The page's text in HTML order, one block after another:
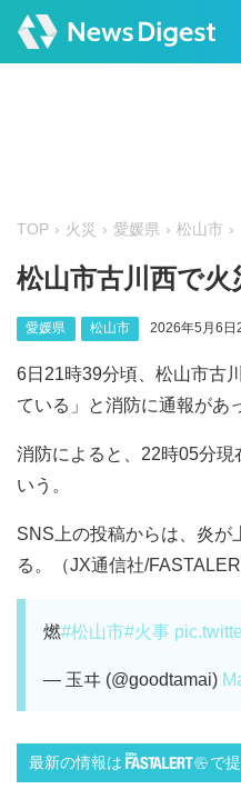
TOP 火災 愛媛県 松山市
松山市古川西で火
愛媛県 松山市 2026年5月6日
6日21時39分頃、松山市古
ている」と消防に通報があ
消防によると、22時05分現
いう。
SNS上の投稿からは、炎が
る。（JX通信社/
燃#松山市#火事
— 玉ヰ (@goodtamai)
最新の情報は で